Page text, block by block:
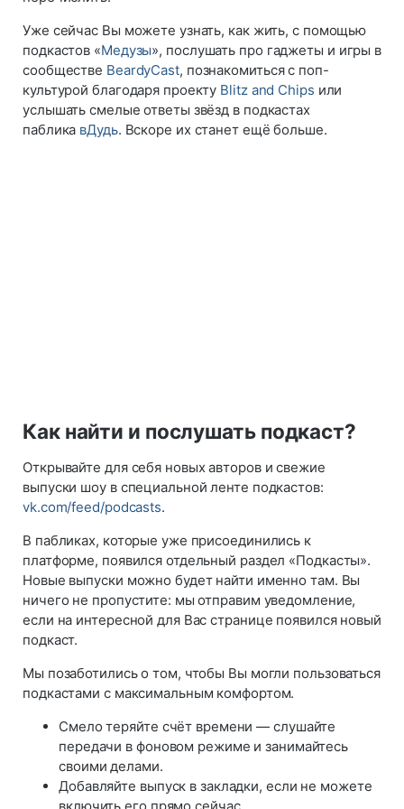
Уже сейчас Вы можете узнать, как жить, с помощью
подкастов «Медузы», послушать про гаджеты и игры в
сообществе BeardyCast, познакомиться с поп-
культурой благодаря проекту Blitz and Chips или
услышать смелые ответы звёзд в подкастах
паблика вДудь. Вскоре их станет ещё больше.
Как найти и послушать подкаст?
Открывайте для себя новых авторов и свежие
выпуски шоу в специальной ленте подкастов:
vk.com/feed/podcasts.
В пабликах, которые уже присоединились к
платформе, появился отдельный раздел «Подкасты».
Новые выпуски можно будет найти именно там. Вы
ничего не пропустите: мы отправим уведомление,
если на интересной для Вас странице появился новый
подкаст.
Мы позаботились о том, чтобы Вы могли пользоваться
подкастами с максимальным комфортом.
Смело теряйте счёт времени — слушайте
передачи в фоновом режиме и занимайтесь
своими делами.
Добавляйте выпуск в закладки, если не можете